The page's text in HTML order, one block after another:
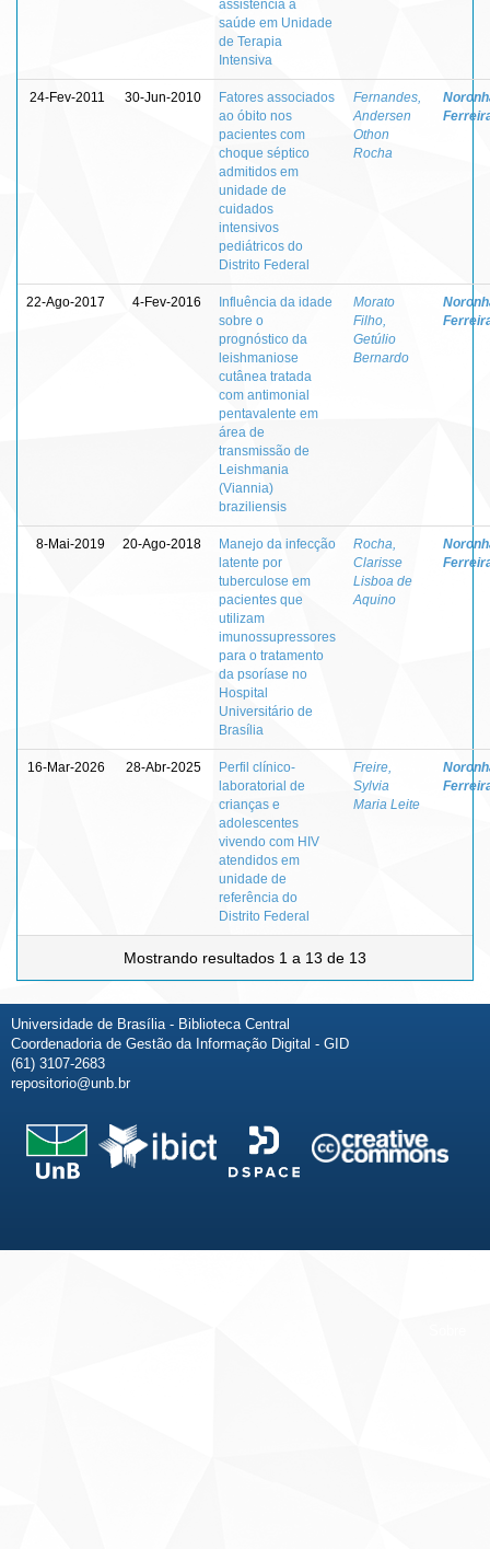
assistência à
saúde em Unidade
de Terapia
Intensiva
24-Fev-2011 30-Jun-2010
Fatores associados
ao óbito nos
pacientes com
choque séptico
admitidos em
unidade de
cuidados
intensivos
pediátricos do
Distrito Federal
Fernandes,
Andersen
Othon
Rocha
22-Ago-2017 4-Fev-2016
Influência da idade
sobre o
prognóstico da
leishmaniose
cutânea tratada
com antimonial
pentavalente em
área de
transmissão de
Leishmania
(Viannia)
braziliensis
Morato
Filho,
Getúlio
Bernardo
8-Mai-2019 20-Ago-2018
Manejo da infecção
latente por
tuberculose em
pacientes que
utilizam
imunossupressores
para o tratamento
da psoríase no
Hospital
Universitário de
Brasília
Rocha,
Clarisse
Lisboa de
Aquino
16-Mar-2026 28-Abr-2025
Perfil clínico-
laboratorial de
crianças e
adolescentes
vivendo com HIV
atendidos em
unidade de
referência do
Distrito Federal
Freire,
Sylvia
Maria Leite
Mostrando resultados 1 a 13 de 13
Universidade de Brasília - Biblioteca Central
Coordenadoria de Gestão da Informação Digital - GID
(61) 3107-2683
repositorio@unb.br